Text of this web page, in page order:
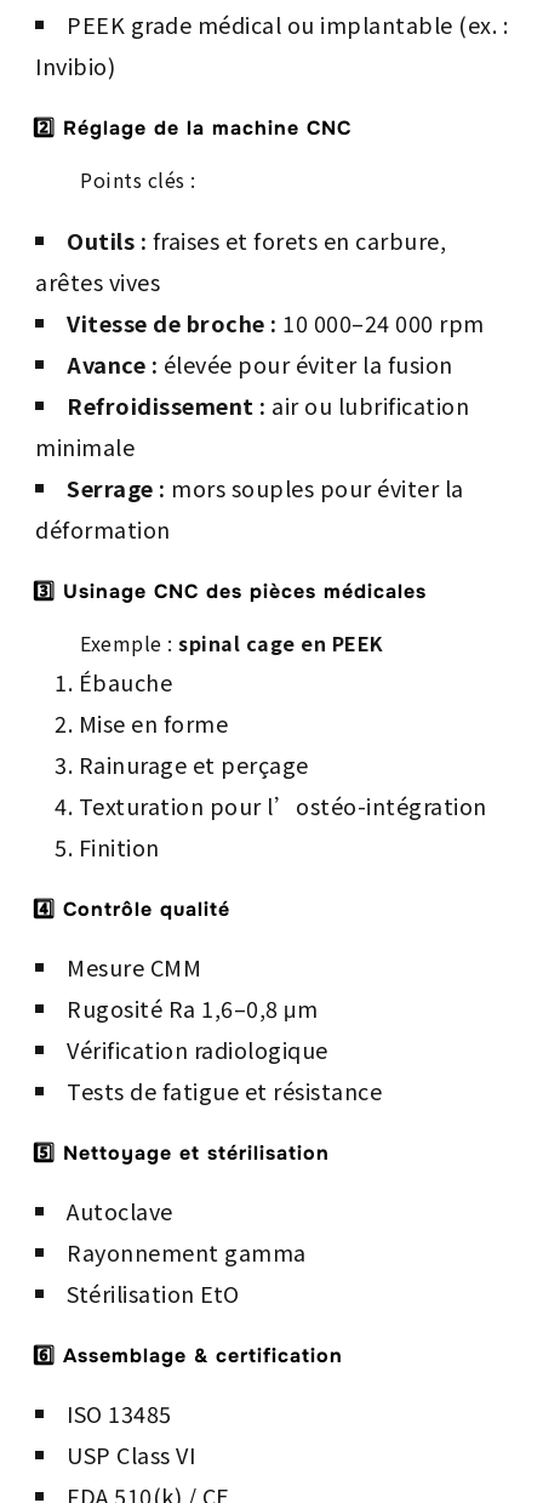
PEEK grade médical ou implantable (ex. :
Invibio)
2️⃣ Réglage de la machine CNC
Points clés :
Outils : fraises et forets en carbure,
arêtes vives
Vitesse de broche : 10 000–24 000 rpm
Avance : élevée pour éviter la fusion
Refroidissement : air ou lubrification
minimale
Serrage : mors souples pour éviter la
déformation
3️⃣ Usinage CNC des pièces médicales
Exemple :spinal cage en PEEK
Ébauche
Mise en forme
Rainurage et perçage
Texturation pour l’ostéo-intégration
Finition
4️⃣ Contrôle qualité
Mesure CMM
Rugosité Ra 1,6–0,8 μm
Vérification radiologique
Tests de fatigue et résistance
5️⃣ Nettoyage et stérilisation
Autoclave
Rayonnement gamma
Stérilisation EtO
6️⃣ Assemblage & certification
ISO 13485
USP Class VI
FDA 510(k) / CE